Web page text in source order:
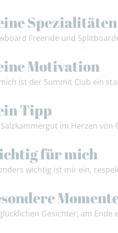
Spezialitäten
Freeride und
Motivation
ist der Summit Club ein
Tipp
im Herzen
für mich
wichtig ist mir ein,
Gesichter, am Ende